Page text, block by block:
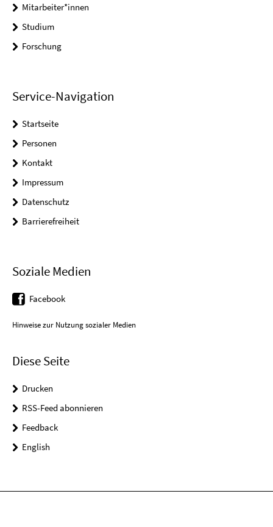
Mitarbeiter*innen
Studium
Forschung
Service-Navigation
Startseite
Personen
Kontakt
Impressum
Datenschutz
Barrierefreiheit
Soziale Medien
Facebook
Hinweise zur Nutzung sozialer Medien
Diese Seite
Drucken
RSS-Feed abonnieren
Feedback
English